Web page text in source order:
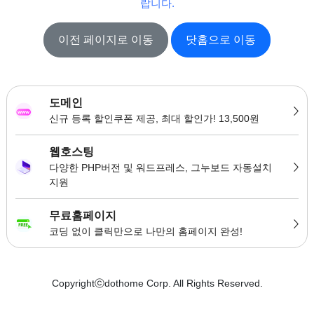
랍니다.
이전 페이지로 이동 닷홈으로 이동
도메인
신규 등록 할인쿠폰 제공, 최대 할인가! 13,500원
웹호스팅
다양한 PHP버전 및 워드프레스, 그누보드 자동설치
지원
무료홈페이지
코딩 없이 클릭만으로 나만의 홈페이지 완성!
Copyrightⓒdothome Corp. All Rights Reserved.